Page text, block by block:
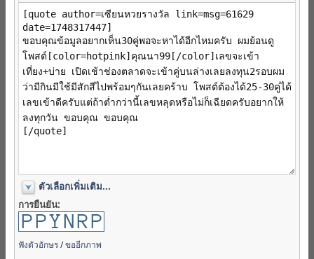
ตัวเลือกเพิ่มเติม...
การยืนยัน:
ฟังตัวอักษร/ขออีกภาพ